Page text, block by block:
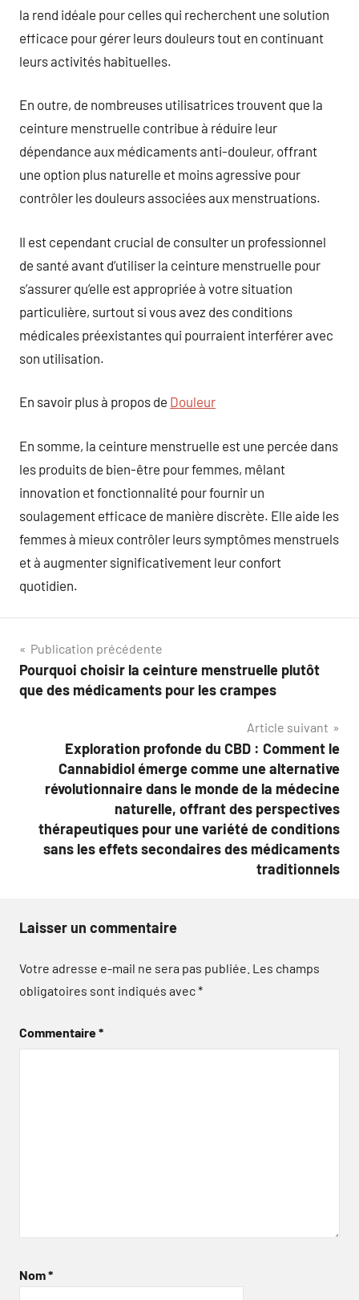
la rend idéale pour celles qui recherchent une solution
efficace pour gérer leurs douleurs tout en continuant
leurs activités habituelles.
En outre, de nombreuses utilisatrices trouvent que la
ceinture menstruelle contribue à réduire leur
dépendance aux médicaments anti-douleur, offrant
une option plus naturelle et moins agressive pour
contrôler les douleurs associées aux menstruations.
Il est cependant crucial de consulter un professionnel
de santé avant d’utiliser la ceinture menstruelle pour
s’assurer qu’elle est appropriée à votre situation
particulière, surtout si vous avez des conditions
médicales préexistantes qui pourraient interférer avec
son utilisation.
En savoir plus à propos de Douleur
En somme, la ceinture menstruelle est une percée dans
les produits de bien-être pour femmes, mêlant
innovation et fonctionnalité pour fournir un
soulagement efficace de manière discrète. Elle aide les
femmes à mieux contrôler leurs symptômes menstruels
et à augmenter significativement leur confort
quotidien.
Navigation
de
Publication précédente
Pourquoi choisir la ceinture menstruelle plutôt
que des médicaments pour les crampes
Article suivant
Exploration profonde du CBD : Comment le
Cannabidiol émerge comme une alternative
révolutionnaire dans le monde de la médecine
naturelle, offrant des perspectives
thérapeutiques pour une variété de conditions
sans les effets secondaires des médicaments
traditionnels
Laisser un commentaire
Votre adresse e-mail ne sera pas publiée. Les champs
obligatoires sont indiqués avec*
Commentaire*
Nom*